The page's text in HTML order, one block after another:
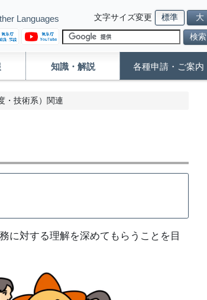
Languages 文字サイズ変更 標準 大
検索
知識・解説 各種申請・ご案内
・技術系）関連
に対する理解を深めてもらうことを目